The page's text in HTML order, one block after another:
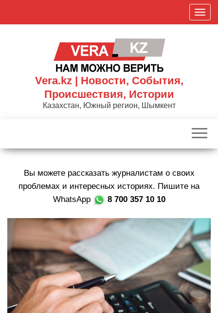
П
о
к
р
и
г
а
и
ю
Vera.kz | Новости, События,
Происшествия, Истории
Казахстан, Южный регион, Шымкент
Вы можете рассказать журналистам о своих
проблемах и интересных историях. Пишите на
WhatsApp
8 700 357 10 10